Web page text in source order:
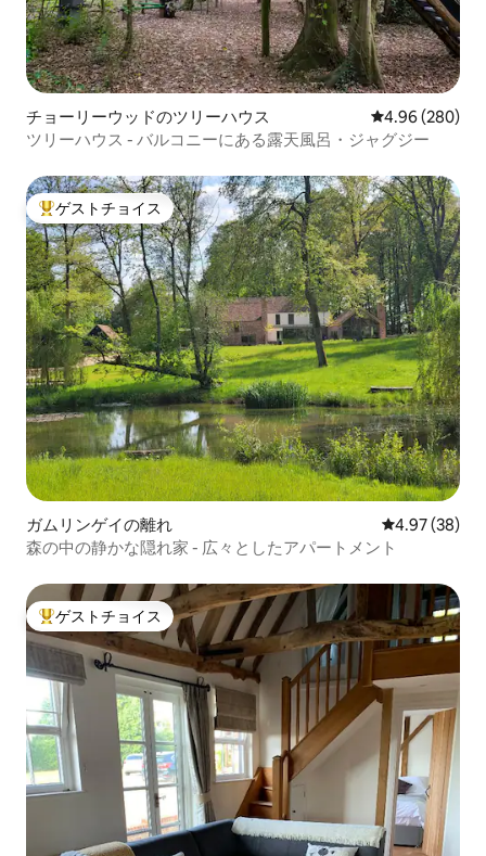
チョーリーウッドのツリーハウス レビュー280
4.96 (280)
ツリーハウス - バルコニーにある露天風呂・ジャグジー
大好評のゲストチョイスです。
ゲストチョイス
ガムリンゲイの離れ レビュー38
4.97 (38)
森の中の静かな隠れ家 - 広々としたアパートメント
大好評のゲストチョイスです。
ゲストチョイス